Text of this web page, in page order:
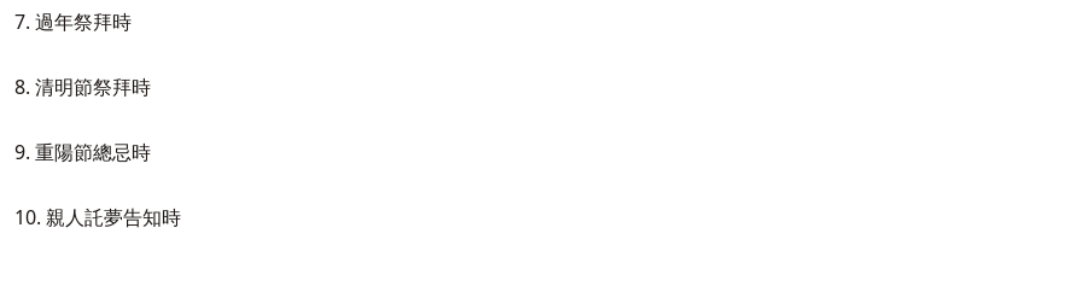
7. 過年祭拜時
8. 清明節祭拜時
9. 重陽節總忌時
10. 親人託夢告知時